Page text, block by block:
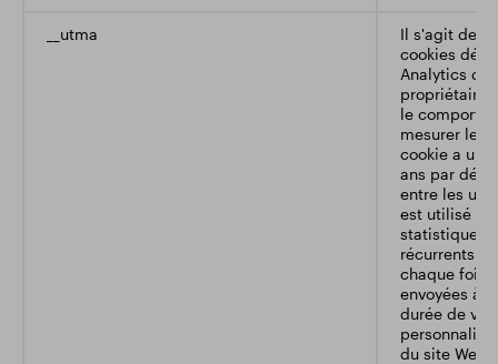
__utma
Il s'agit de
cookies
Analytics
le
mesurer les
cookie a
ans par
entre les
est utilisé
statistiques
récurrents.
chaque fois
envoyées à
durée de vie
du site Web.